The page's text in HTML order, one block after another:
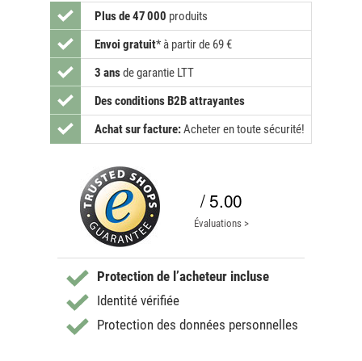
Plus de 47 000 produits
Envoi gratuit* à partir de 69 €
3 ansde garantie LTT
Des conditions B2B attrayantes
Achat sur facture:Acheter en toute sécurité!
/ 5.00
Évaluations >
Protection de l’acheteur incluse
Identité vérifiée
Protection des données personnelles